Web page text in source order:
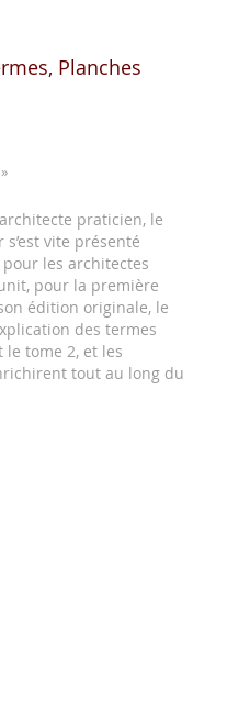
Planches
praticien, le
s’est vite présenté
les architectes
pour la première
édition originale, le
des termes
le tome 2, et les
tout au long du